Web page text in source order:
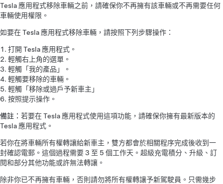
Tesla 應用程式移除車輛之前，請確保你不再擁有該車輛或不再需要任何
車輛使用權限。
如要在 Tesla 應用程式移除車輛，請按照下列步驟操作：
打開 Tesla 應用程式。
輕觸右上角的選單。
輕觸「我的產品」。
輕觸要移除的車輛。
輕觸「移除或過戶予新車主」
按照提示操作。
備註： 若要在 Tesla 應用程式使用這項功能，請確保你擁有最新版本的
Tesla 應用程式。
若你在將車輛所有權轉讓給新車主，雙方都會於相關程序完成後收到一
封確認電郵。這個過程需要 3 至 5 個工作天。超級充電積分、升級、訂
閱和部分其他功能或許無法轉讓。
除非你已不再擁有車輛，否則請勿將所有權轉讓予新駕駛員。只需幾步